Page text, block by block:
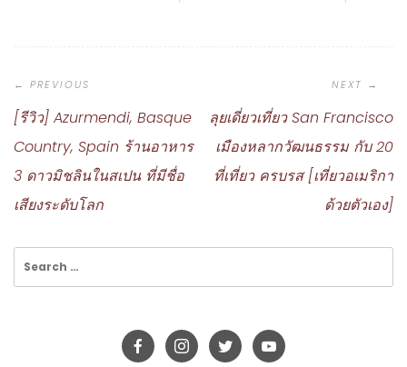
Navigation
[รีวิว] Azurmendi, Basque
Country, Spain ร้านอาหาร
3 ดาวมิชลินในสเปน ที่มีชื่อ
เสียงระดับโลก
ลุยเดี่ยวเที่ยว San Francisco
เมืองหลากวัฒนธรรม กับ 20
ที่เที่ยว ครบรส [เที่ยวอเมริกา
ด้วยตัวเอง]
Search
for: